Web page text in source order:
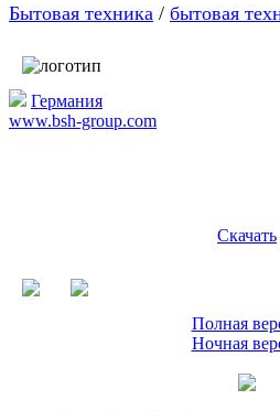
Бытовая техника / бытовая
Германия
www.bsh-group.com
Скачать
Полная
Ночная